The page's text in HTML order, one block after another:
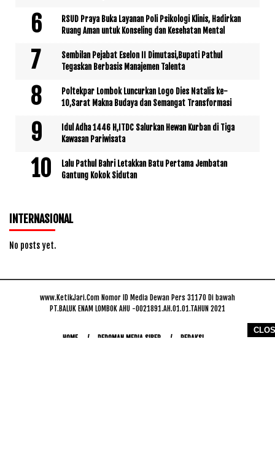
RSUD Praya Buka Layanan Poli Psikologi Klinis, Hadirkan
Ruang Aman untuk Konseling dan Kesehatan Mental
Sembilan Pejabat Eselon II Dimutasi,Bupati Pathul
Tegaskan Berbasis Manajemen Talenta
Poltekpar Lombok Luncurkan Logo Dies Natalis ke-
10,Sarat Makna Budaya dan Semangat Transformasi
Idul Adha 1446 H,ITDC Salurkan Hewan Kurban di Tiga
Kawasan Pariwisata
Lalu Pathul Bahri Letakkan Batu Pertama Jembatan
Gantung Kokok Sidutan
INTERNASIONAL
No posts yet.
www.KetikJari.Com Nomor ID Media Dewan Pers 31170 Di bawah
PT.BALUK ENAM LOMBOK AHU -0021891.AH.01.01.TAHUN 2021
HOME PEDOMAN MEDIA SIBER REDAKSI